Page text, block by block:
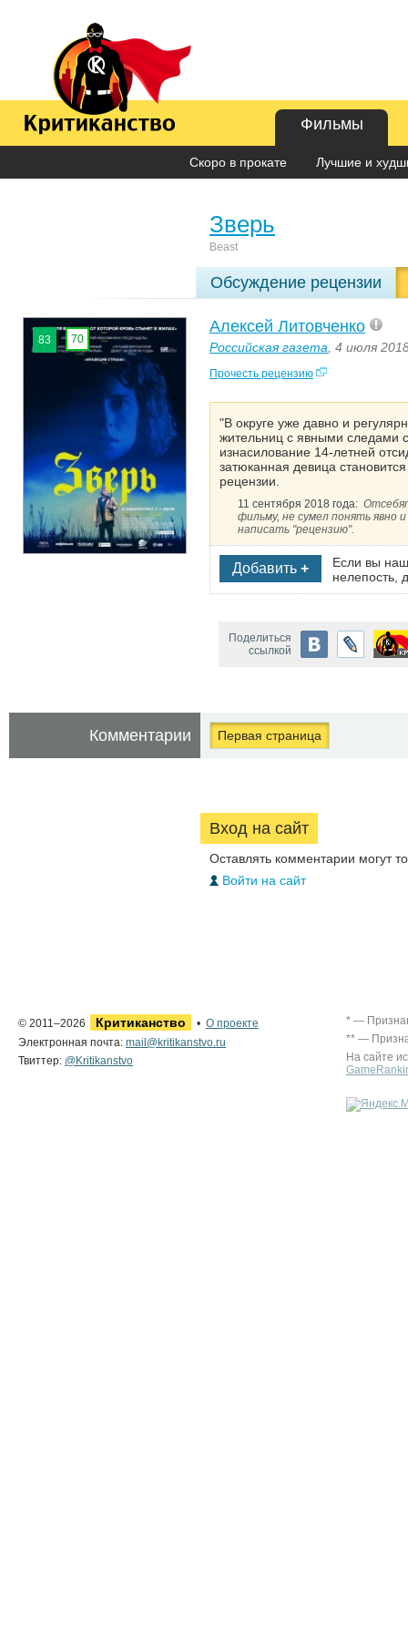
Фильмы
Скоро в прокате Лучшие и
Зверь
Beast
Обсуждение рецензии
83 70
Алексей Литовченко
Российская газета , 4 июля
Прочесть рецензию
"В округе уже давно и
жительниц с явными следами
изнасилование 14-летней
затюканная девица
рецензии.
11 сентября 2018 года:
фильму, не сумел понять явно
написать "рецензию".
Добавить +
Если вы
нелепость,
Поделиться
ссылкой
Комментарии Первая страница
Вход на сайт
Оставлять комментарии могут
Войти на сайт
© 2011–2026 Критиканство • О проекте
Электронная почта: mail@kritikanstvo.ru
Твиттер: @Kritikanstvo
* —
** —
На сайте